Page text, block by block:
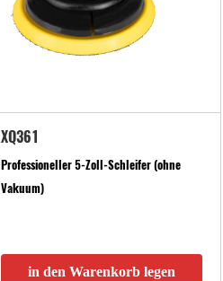
XQ361
Professioneller 5-Zoll-Schleifer (ohne
Vakuum)
in den Warenkorb legen